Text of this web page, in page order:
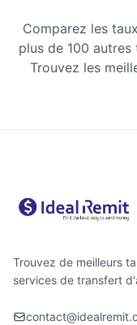
Comparez les
plus de 100
Trouvez les
Trouvez de meilleurs
services de transfert